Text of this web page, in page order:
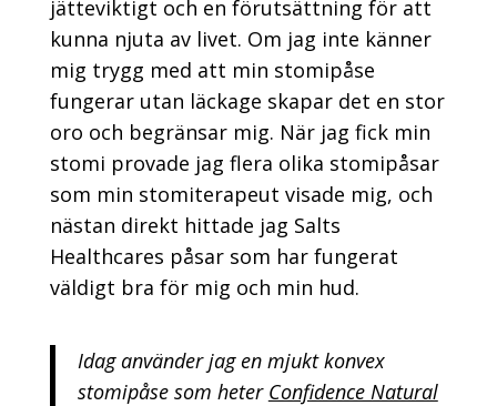
jätteviktigt och en förutsättning för att
kunna njuta av livet. Om jag inte känner
mig trygg med att min stomipåse
fungerar utan läckage skapar det en stor
oro och begränsar mig. När jag fick min
stomi provade jag flera olika stomipåsar
som min stomiterapeut visade mig, och
nästan direkt hittade jag Salts
Healthcares påsar som har fungerat
väldigt bra för mig och min hud.
Idag använder jag en mjukt konvex
stomipåse som heter Confidence Natural